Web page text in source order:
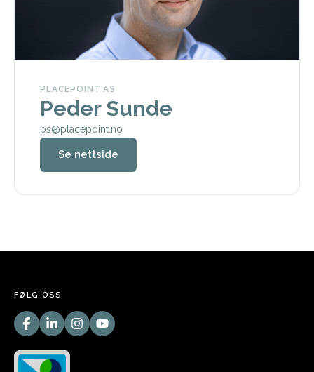
PLACEPOINT AS
Peder Sunde
ps@placepoint.no
Se nettside
FØLG OSS